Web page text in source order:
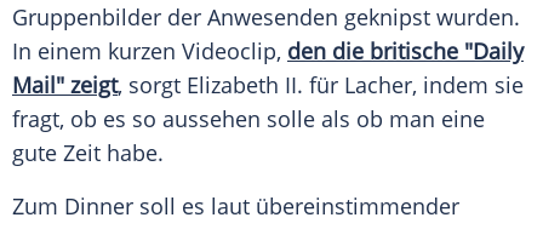
Gruppenbilder der Anwesenden geknipst wurden.
In einem kurzen Videoclip, den die britische "Daily
Mail" zeigt, sorgt Elizabeth II. für Lacher, indem sie
fragt, ob es so aussehen solle als ob man eine
gute Zeit habe.
Zum Dinner soll es laut übereinstimmender